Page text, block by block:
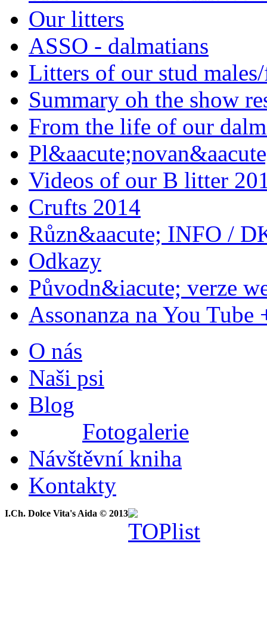
Our litters
ASSO - dalmatians
Litters of our stud
Summary oh the show
From the life of our
Videos of our B litter
Crufts 2014
Různ&aacute; INFO /
Odkazy
Původn&iacute; verze
Assonanza na You Tube
O nás
Naši psi
Blog
Fotogalerie
Návštěvní kniha
Kontakty
I.Ch. Dolce Vita's Aida © 2013